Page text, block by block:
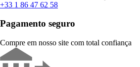
+33 1 86 47 62 58
Pagamento seguro
Compre em nosso site com total confiança